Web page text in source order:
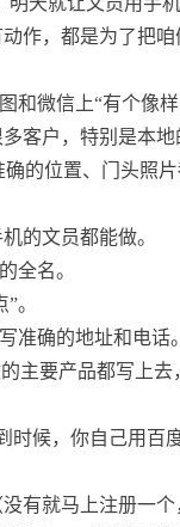
作，都是为了把
和微信上“有个像样
客户，特别是本
的位置、门头照
的文员都能做。
全名。
。
准确的地址和电话。
主要产品都写上
时候，你自己用百
有就马上注册一